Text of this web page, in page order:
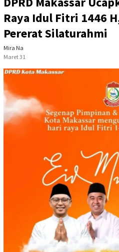
Raya Idul Fitri 1446
Pererat Silaturahmi
Mira Na
Maret 31